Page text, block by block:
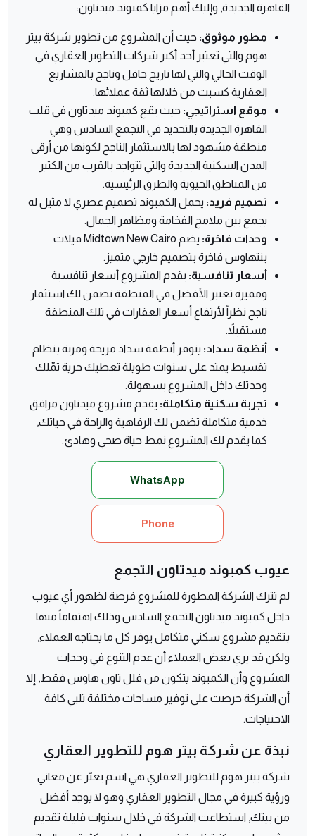
القاهرة الجديدة, وإليك أهم مزايا كمبوند ميدتاون:
مطور موثوق: حيث أن المشروع من تطوير شركة بيتر
هوم والتي تعتبر أحد أكبر شركات التطوير العقاري في
الوقت الحالي والتي لها تاريخ حافل وناجح بالمشاريع
العقارية كسبت من خلالها ثقة عملائها.
موقع استراتيجي: حيث يقع كمبوند ميدتاون فى قلب
القاهرة الجديدة بالتحديد في التجمع السادس وهي
منطقة مشهود لها بالاستثمار الناجح لكونها من أرقى
المدن السكنية الجديدة والتي تتواجد بالقرب من الكثير
من المناطق الحيوية والطرق الرئيسية.
تصميم فريد: يحمل الكمبوند تصميم عصري لا مثيل له
يجمع بين ملامح الفخامة ومظاهر الجمال.
وحدات فاخرة:
يضم Midtown New Cairo فيلات
بنتهاوس فاخرة بتصميم خارجي متميز.
أسعار تنافسية: يقدم المشروع أسعار تنافسية
ومميزة تعتبر الأفضل في المنطقة تضمن لك استثمار
ناجح نظراً لأرتفاع أسعار العقارات في تلك المنطقة
مستقبلاً.
أنظمة سداد: يتوفر أنظمة سداد مريحة ومرنة بنظام
تقسيط يمتد على سنوات طويلة تعطيك حرية تمّلك
وحدتك داخل المشروع بسهولة.
تجربة سكنية متكاملة: يقدم مشروع ميدتاون مرافق
خدمية متكاملة تضمن لك الرفاهية والراحة في حياتك,
كما يقدم لك المشروع نمط حياة صحي وهادئ.
WhatsApp
Phone
عيوب كمبوند ميدتاون التجمع
لم تترك الشركة المطورة للمشروع فرصة لظهور أي عيوب
داخل كمبوند ميدتاون التجمع السادس وذلك اهتماماً منها
بتقديم مشروع سكني متكامل يوفر كل ما يحتاجه العملاء,
ولكن قد يري بعض العملاء أن عدم التنوع في وحدات
المشروع وأن الكمبوند يتكون من فلل تاون هاوس فقط, إلا
أن الشركة حرصت على توفير مساحات مختلفة تلبي كافة
الاحتياجات.
نبذة عن شركة بيتر هوم للتطوير العقاري
شركة بيتر هوم للتطوير العقاري هي اسم يعبّر عن معاني
ورؤية كبيرة في مجال التطوير العقاري وهو لا يوجد أفضل
من بيتك, استطاعت الشركة في خلال سنوات قليلة تقديم